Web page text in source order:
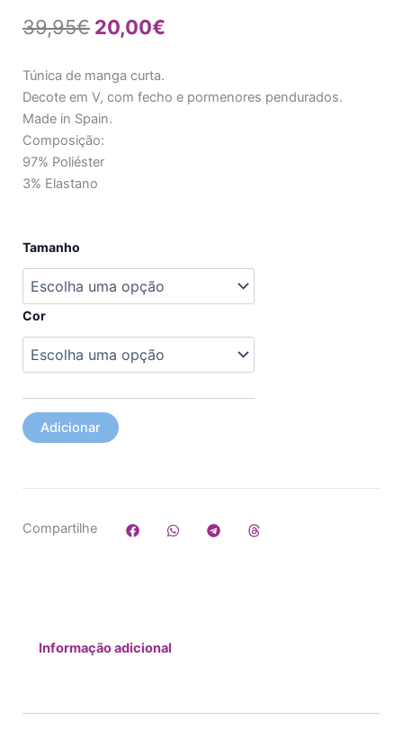
39,95€ O
original
era:
39,95€.
20,00€
atual
Túnica de manga curta.
Decote em V, com fecho e pormenores pendurados.
Made in Spain.
Composição:
97% Poliéster
3% Elastano
Tamanho
Cor
Quantidade
Blusa
Adicionar
Compartilhe
Informação adicional